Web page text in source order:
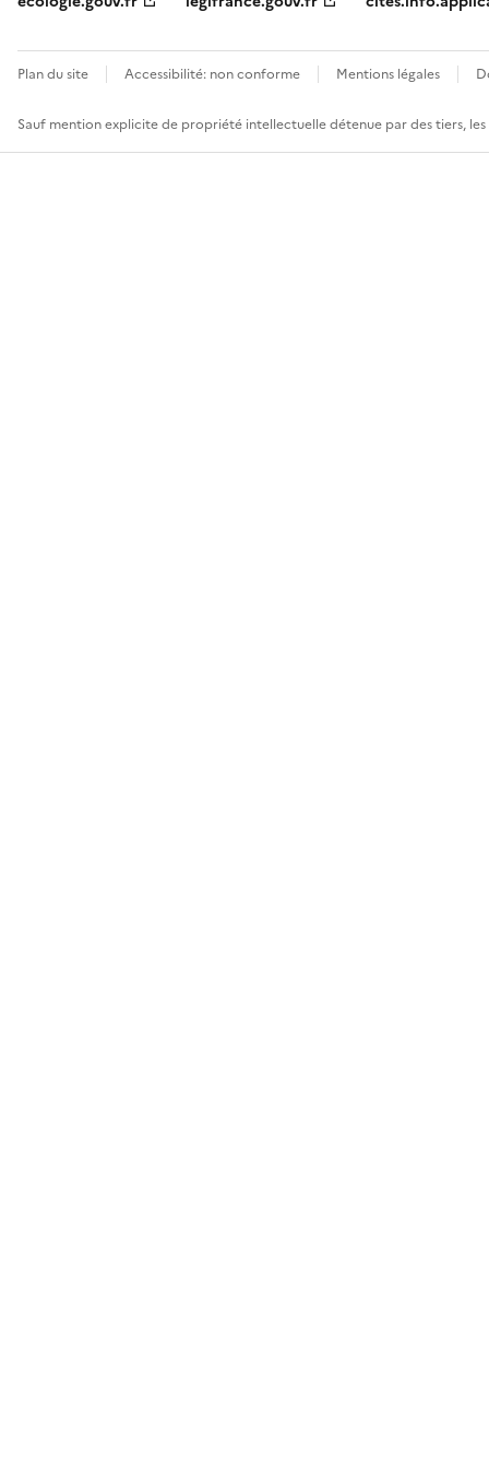
Plan du site Accessibilité: non conforme Mentions légales
Sauf mention explicite de propriété intellectuelle détenue par des tiers,